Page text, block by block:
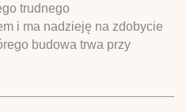
trudnego
i ma nadzieję na zdobycie
budowa trwa przy